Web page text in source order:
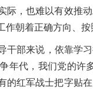
际，也难以有效推
作朝着正确方向、
干部来说，依靠学
年代，我们党的
的红军战士把字贴